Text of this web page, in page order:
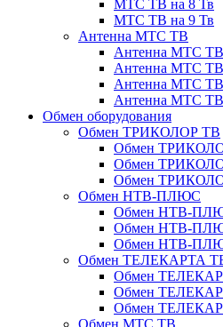
МТС ТВ на 8 Тв
МТС ТВ на 9 Тв
Антенна МТС ТВ
Антенна МТС ТВ
Антенна МТС ТВ
Антенна МТС ТВ
Антенна МТС ТВ
Обмен оборудования
Обмен ТРИКОЛОР ТВ
Обмен
Обмен
Обмен
Обмен НТВ-ПЛЮС
Обмен НТВ-
Обмен НТВ-
Обмен НТВ-
Обмен ТЕЛЕКАРТА
Обмен
Обмен
Обмен
Обмен МТС ТВ